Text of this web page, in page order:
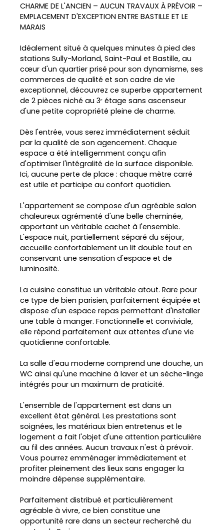
CHARME DE L'ANCIEN – AUCUN TRAVAUX À PRÉVOIR –
EMPLACEMENT D'EXCEPTION ENTRE BASTILLE ET LE
MARAIS
Idéalement situé à quelques minutes à pied des
stations Sully-Morland, Saint-Paul et Bastille, au
cœur d'un quartier prisé pour son dynamisme, ses
commerces de qualité et son cadre de vie
exceptionnel, découvrez ce superbe appartement
de 2 pièces niché au 3ᵉ étage sans ascenseur
d'une petite copropriété pleine de charme.
Dès l'entrée, vous serez immédiatement séduit
par la qualité de son agencement. Chaque
espace a été intelligemment conçu afin
d'optimiser l'intégralité de la surface disponible.
Ici, aucune perte de place : chaque mètre carré
est utile et participe au confort quotidien.
L'appartement se compose d'un agréable salon
chaleureux agrémenté d'une belle cheminée,
apportant un véritable cachet à l'ensemble.
L'espace nuit, partiellement séparé du séjour,
accueille confortablement un lit double tout en
conservant une sensation d'espace et de
luminosité.
La cuisine constitue un véritable atout. Rare pour
ce type de bien parisien, parfaitement équipée et
dispose d'un espace repas permettant d'installer
une table à manger. Fonctionnelle et conviviale,
elle répond parfaitement aux attentes d'une vie
quotidienne confortable.
La salle d'eau moderne comprend une douche, un
WC ainsi qu'une machine à laver et un sèche-linge
intégrés pour un maximum de praticité.
L'ensemble de l'appartement est dans un
excellent état général. Les prestations sont
soignées, les matériaux bien entretenus et le
logement a fait l'objet d'une attention particulière
au fil des années. Aucun travaux n'est à prévoir.
Vous pourrez emménager immédiatement et
profiter pleinement des lieux sans engager la
moindre dépense supplémentaire.
Parfaitement distribué et particulièrement
agréable à vivre, ce bien constitue une
opportunité rare dans un secteur recherché du